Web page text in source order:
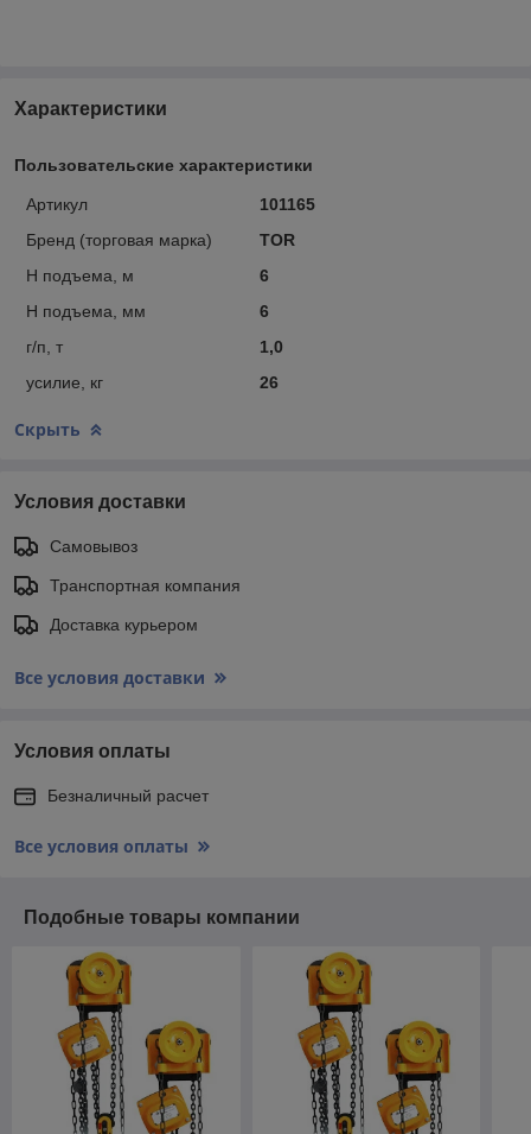
Характеристики
Пользовательские характеристики
Артикул
101165
Бренд (торговая марка)
TOR
Н подъема, м
6
Н подъема, мм
6
г/п, т
1,0
усилие, кг
26
Скрыть
Условия доставки
Самовывоз
Транспортная компания
Доставка курьером
Все условия доставки
Условия оплаты
Безналичный расчет
Все условия оплаты
Подобные товары компании